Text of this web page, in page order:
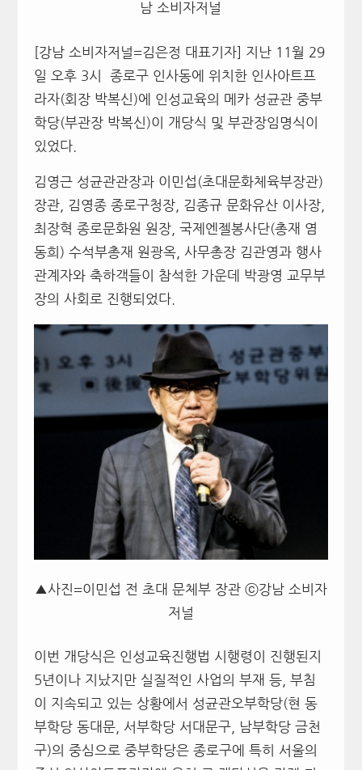
남 소비자저널
[강남 소비자저널=김은정 대표기자] 지난 11월 29
일 오후 3시 종로구 인사동에 위치한 인사아트프
라자(회장 박복신)에 인성교육의 메카 성균관 중부
학당(부관장 박복신)이 개당식 및 부관장임명식이
있었다.
김영근 성균관관장과 이민섭(초대문화체육부장관)
장관, 김영종 종로구청장, 김종규 문화유산 이사장,
최장혁 종로문화원 원장, 국제엔젤봉사단(총재 염
동희) 수석부총재 원광옥, 사무총장 김관영과 행사
관계자와 축하객들이 참석한 가운데 박광영 교무부
장의 사회로 진행되었다.
▲사진=이민섭 전 초대 문체부 장관 ⓒ강남 소비자
저널
이번 개당식은 인성교육진행법 시행령이 진행된지
5년이나 지났지만 실질적인 사업의 부재 등, 부침
이 지속되고 있는 상황에서 성균관오부학당(현 동
부학당 동대문, 서부학당 서대문구, 남부학당 금천
구)의 중심으로 중부학당은 종로구에 특히 서울의